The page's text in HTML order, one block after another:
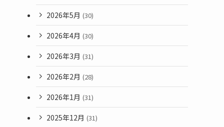
2026年5月 (30)
2026年4月 (30)
2026年3月 (31)
2026年2月 (28)
2026年1月 (31)
2025年12月 (31)